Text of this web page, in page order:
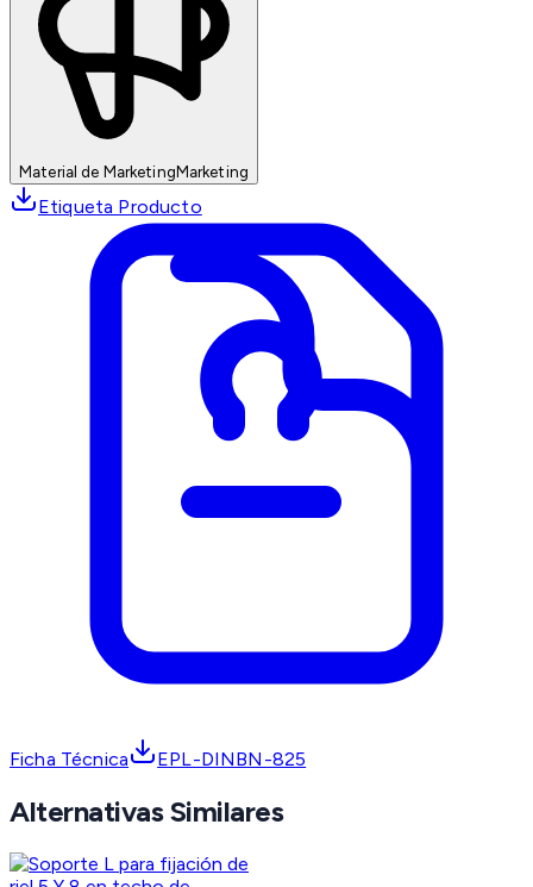
Material de MarketingMarketing
Etiqueta Producto
Ficha Técnica EPL-DINBN-825
Alternativas Similares